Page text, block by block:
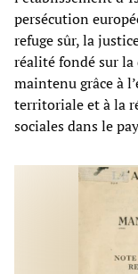
persécution
refuge sûr, la
réalité fondé sur la
maintenu grâce à
territoriale et à la
sociales dans le